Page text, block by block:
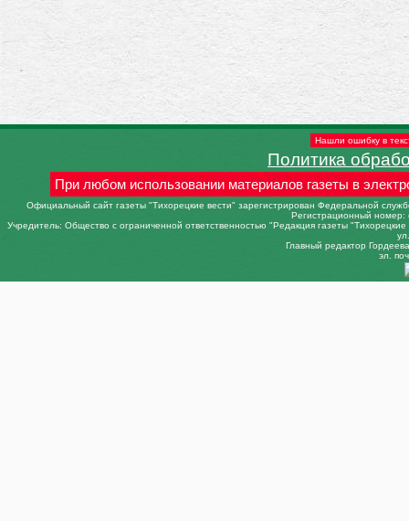
Нашли ошибку в
Политика
При любом использовании материалов газеты в
Официальный сайт газеты "Тихорецкие вести" зарегистрирован Федеральной
Регистрационный
Учредитель: Общество с ограниченной ответственностью "Редакция газеты
Главный редактор
эл.